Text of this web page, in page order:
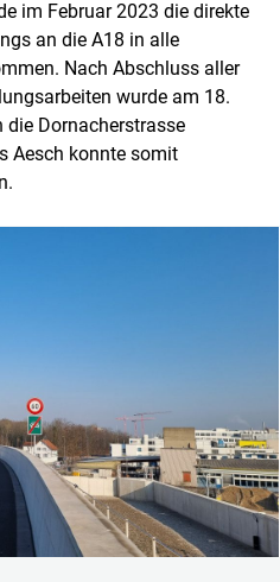
im Februar 2023 die direkte
an die A18 in alle
Nach Abschluss aller
wurde am 18.
Dornacherstrasse
Aesch konnte somit